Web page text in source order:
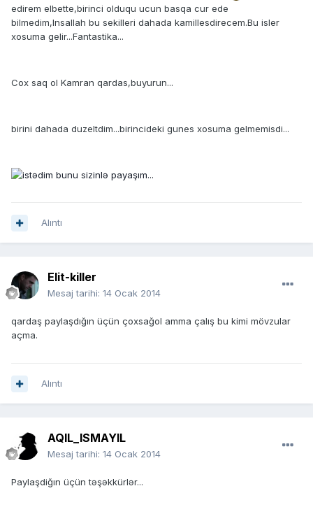
edirem elbette,birinci olduqu ucun basqa cur ede
bilmedim,Insallah bu sekilleri dahada kamillesdirecem.Bu isler
xosuma gelir...Fantastika...
Cox saq ol Kamran qardas,buyurun...
birini dahada duzeltdim...birincideki gunes xosuma gelmemisdi...
Alıntı
Elit-killer
Mesaj tarihi: 14 Ocak 2014
qardaş paylaşdığın üçün çoxsağol amma çalış bu kimi mövzular
açma.
Alıntı
AQIL_ISMAYIL
Mesaj tarihi: 14 Ocak 2014
Paylaşdiğın üçün təşəkkürlər...